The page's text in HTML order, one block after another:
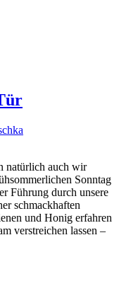
natürlich auch wir
Sonntag
Führung durch unsere
schmackhaften
und Honig erfahren
verstreichen lassen –